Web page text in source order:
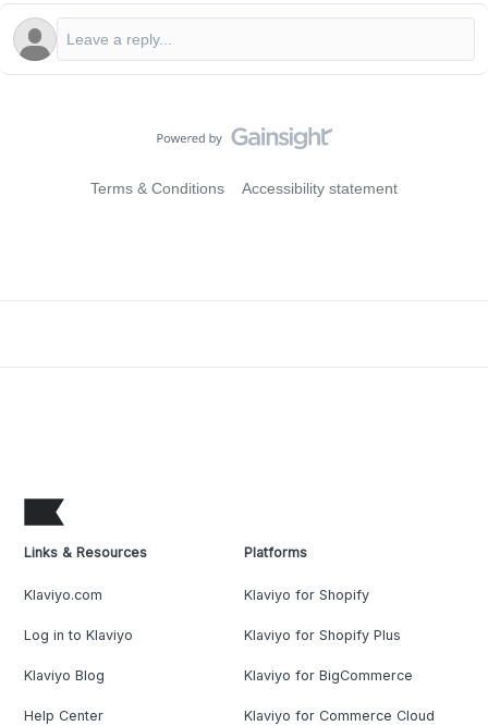
Terms & Conditions Accessibility statement
Links & Resources
Klaviyo.com
Log in to Klaviyo
Klaviyo Blog
Help Center
Platforms
Klaviyo for Shopify
Klaviyo for Shopify Plus
Klaviyo for BigCommerce
Klaviyo for Commerce Cloud